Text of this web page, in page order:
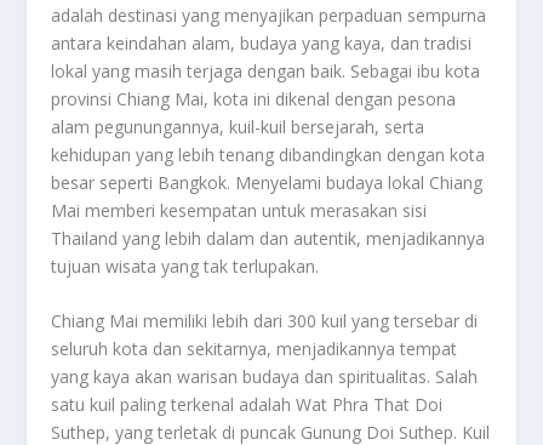
adalah destinasi yang menyajikan perpaduan sempurna
antara keindahan alam, budaya yang kaya, dan tradisi
lokal yang masih terjaga dengan baik. Sebagai ibu kota
provinsi Chiang Mai, kota ini dikenal dengan pesona
alam pegunungannya, kuil-kuil bersejarah, serta
kehidupan yang lebih tenang dibandingkan dengan kota
besar seperti Bangkok. Menyelami budaya lokal Chiang
Mai memberi kesempatan untuk merasakan sisi
Thailand yang lebih dalam dan autentik, menjadikannya
tujuan wisata yang tak terlupakan.
Chiang Mai memiliki lebih dari 300 kuil yang tersebar di
seluruh kota dan sekitarnya, menjadikannya tempat
yang kaya akan warisan budaya dan spiritualitas. Salah
satu kuil paling terkenal adalah Wat Phra That Doi
Suthep, yang terletak di puncak Gunung Doi Suthep. Kuil